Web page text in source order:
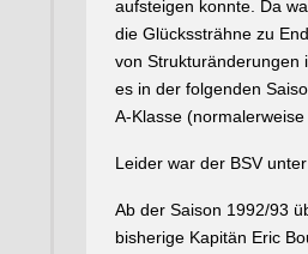
aufsteigen konnte. Da
die Glückssträhne zu
von Strukturänderungen
es in der folgenden
A-Klasse
Leider war der BSV
Ab der Saison 1992/93
bisherige Kapitän Eric